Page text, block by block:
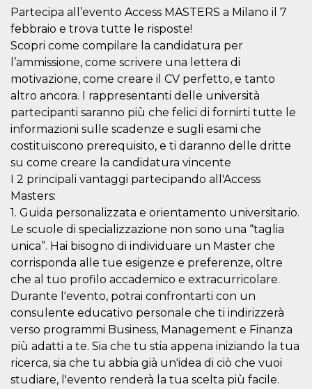
Partecipa all’evento Access MASTERS a Milano il 7
febbraio e trova tutte le risposte!
Scopri come compilare la candidatura per
l’ammissione, come scrivere una lettera di
motivazione, come creare il CV perfetto, e tanto
altro ancora. I rappresentanti delle università
partecipanti saranno più che felici di fornirti tutte le
informazioni sulle scadenze e sugli esami che
costituiscono prerequisito, e ti daranno delle dritte
su come creare la candidatura vincente
I 2 principali vantaggi partecipando all'Access
Masters:
1. Guida personalizzata e orientamento universitario.
Le scuole di specializzazione non sono una “taglia
unica”. Hai bisogno di individuare un Master che
corrisponda alle tue esigenze e preferenze, oltre
che al tuo profilo accademico e extracurricolare.
Durante l'evento, potrai confrontarti con un
consulente educativo personale che ti indirizzerà
verso programmi Business, Management e Finanza
più adatti a te. Sia che tu stia appena iniziando la tua
ricerca, sia che tu abbia già un'idea di ciò che vuoi
studiare, l'evento renderà la tua scelta più facile.
PHPSESSID
PHP.net
oooh.events
Session
Cookie
generated
This is a
general
purpose
identifier
used to
maintain
user session
variables. It
number,
specific to
the site, but
a good
example is
maintaining
a logged-in
status for a
user
pages.
CookieScript
oooh.events
days
is used by
Cookie-
Script.com
service to
remember
visitor